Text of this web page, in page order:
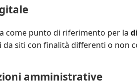
come punto di riferimento per la
da siti con finalità differenti o non
amministrative